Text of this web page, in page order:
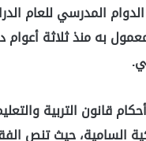
موعد معمول به منذ ثلاثة
قانون التربية